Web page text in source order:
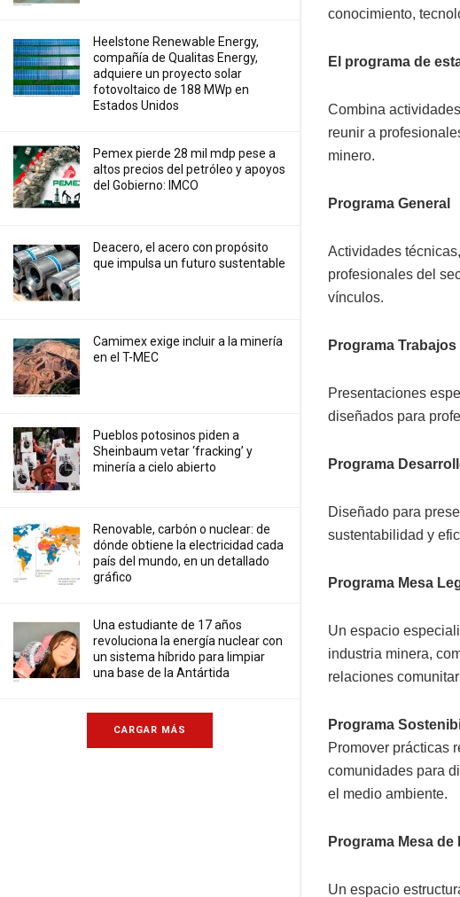
Heelstone Renewable Energy,
compañía de Qualitas Energy,
adquiere un proyecto solar
fotovoltaico de 188 MWp en
Estados Unidos
Pemex pierde 28 mil mdp pese a
altos precios del petróleo y apoyos
del Gobierno: IMCO
Deacero, el acero con propósito
que impulsa un futuro sustentable
Camimex exige incluir a la minería
en el T-MEC
Pueblos potosinos piden a
Sheinbaum vetar ‘fracking’ y
minería a cielo abierto
Renovable, carbón o nuclear: de
dónde obtiene la electricidad cada
país del mundo, en un detallado
gráfico
Una estudiante de 17 años
revoluciona la energía nuclear con
un sistema híbrido para limpiar
una base de la Antártida
CARGAR MÁS
conocimiento,
El programa de
Combina
reunir a
minero.
Programa General
Actividades
profesionales del
vínculos.
Programa
Presentaciones
diseñados para
Programa
Diseñado para
sustentabilidad y
Programa Mesa
Un espacio
industria minera,
relaciones
Programa
Promover prácticas
comunidades para
el medio ambiente.
Programa Mesa
Un espacio